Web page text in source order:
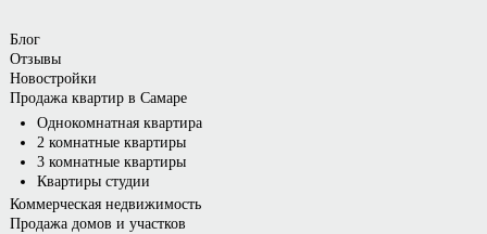
Блог
Отзывы
Новостройки
Продажа квартир в Самаре
Однокомнатная квартира
2 комнатные квартиры
3 комнатные квартиры
Квартиры студии
Коммерческая недвижимость
Продажа домов и участков